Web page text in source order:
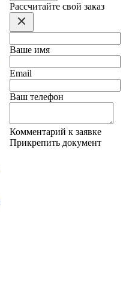
Расcчитайте свой заказ
Ваше имя
Email
Ваш телефон
Комментарий к заявке
Прикрепить документ